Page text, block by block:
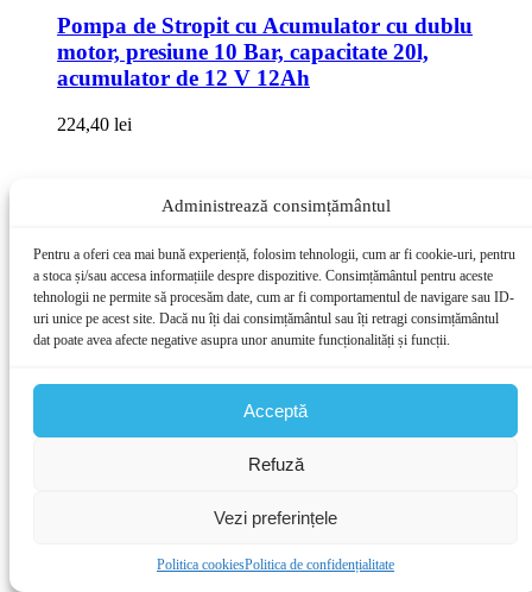
Administrează consimțământul
Pentru a oferi cea mai bună experiență, folosim tehnologii, cum ar fi cookie-uri, pentru
a stoca și/sau accesa informațiile despre dispozitive. Consimțământul pentru aceste
tehnologii ne permite să procesăm date, cum ar fi comportamentul de navigare sau ID-
uri unice pe acest site. Dacă nu îți dai consimțământul sau îți retragi consimțământul
dat poate avea afecte negative asupra unor anumite funcționalități și funcții.
Acceptă
Refuză
Vezi preferințele
Politica cookiesPolitica de confidențialitate
Pompa de Stropit cu Acumulator cu dublu
motor, presiune 10 Bar, capacitate 20l,
acumulator de 12 V 12Ah
224,40 lei
50l, debit 55 l/min, 55 m inaltime refulare, 9 m
adancime absorbtie
561,00lei
montare pe perete